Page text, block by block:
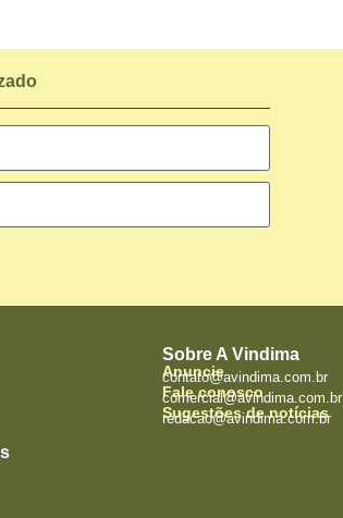
Sobre A Vindima
Anuncie
contato@avindima.com.br
Fale conosco
comercial@avindima.com.br
Sugestões de notícias
redacao@avindima.com.br